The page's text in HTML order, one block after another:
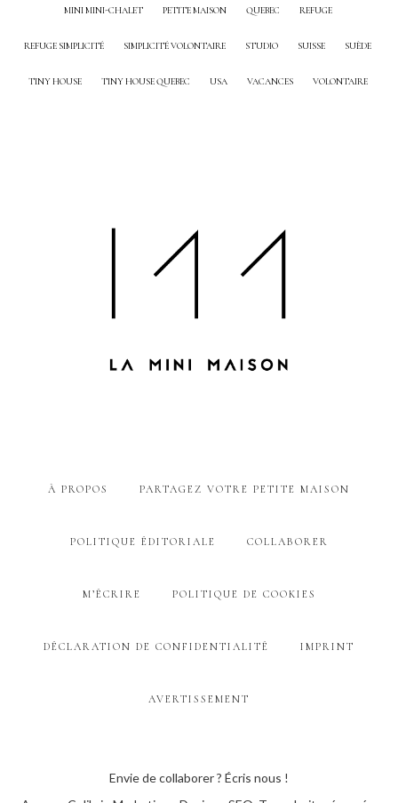
MINI MINI-CHALET PETITE MAISON QUEBEC REFUGE
REFUGE SIMPLICITÉ SIMPLICITÉ VOLONTAIRE STUDIO SUISSE SUÈDE
TINY HOUSE TINY HOUSE QUEBEC USA VACANCES VOLONTAIRE
À PROPOS PARTAGEZ VOTRE PETITE MAISON
POLITIQUE ÉDITORIALE COLLABORER
M’ÉCRIRE POLITIQUE DE COOKIES
DÉCLARATION DE CONFIDENTIALITÉ IMPRINT
AVERTISSEMENT
Envie de collaborer ? Écris nous !